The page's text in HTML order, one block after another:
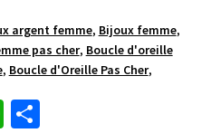
argent femme, Bijoux femme,
pas cher, Boucle d'oreille
, Boucle d'Oreille Pas Cher,
W P